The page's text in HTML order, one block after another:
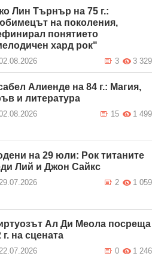
Лин Търнър на 75 г.:
на поколения,
понятието
хард рок"
3 329
3
Алиенде на 84 г.: Магия,
и литература
1 499
15
на 29 юли: Рок титаните
Лий и Джон Сайкс
29.07.2026 1 059
2
Ал Ди Меола посреща
г. на сцената
22.07.2026 1 246
0